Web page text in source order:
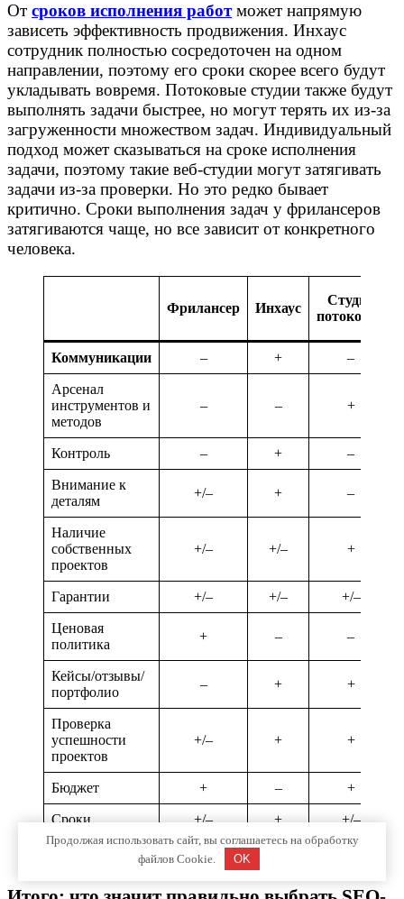
От сроков исполнения работможет напрямую
зависеть эффективность продвижения. Инхаус
сотрудник полностью сосредоточен на одном
направлении, поэтому его сроки скорее всего будут
укладывать вовремя. Потоковые студии также будут
выполнять задачи быстрее, но могут терять их из-за
загруженности множеством задач. Индивидуальный
подход может сказываться на сроке исполнения
задачи, поэтому такие веб-студии могут затягивать
задачи из-за проверки. Но это редко бывает
критично. Сроки выполнения задач у фрилансеров
затягиваются чаще, но все зависит от конкретного
человека.
Фрилансер Инхаус
Студия
потоковая
Коммуникации – + –
Арсенал
инструментов и
методов
– – +
Контроль – + –
Внимание к
деталям
+/– + –
Наличие
собственных
проектов
+/– +/– +
Гарантии +/– +/– +/–
Ценовая
политика
+ – –
Кейсы/отзывы/
портфолио
– + +
Проверка
успешности
проектов
+/– + +
Бюджет + – +
Сроки +/– + +/–
3.5
Продолжая использовать сайт, вы соглашаетесь на обработку
файлов Cookie.
OK